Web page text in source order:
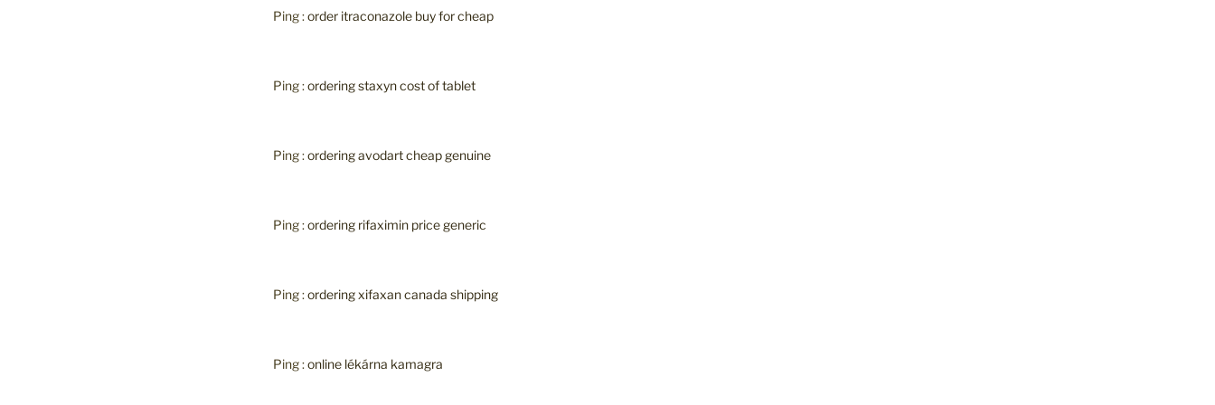
Ping :order itraconazole buy for cheap
Ping :ordering staxyn cost of tablet
Ping :ordering avodart cheap genuine
Ping :ordering rifaximin price generic
Ping :ordering xifaxan canada shipping
Ping :online lékárna kamagra